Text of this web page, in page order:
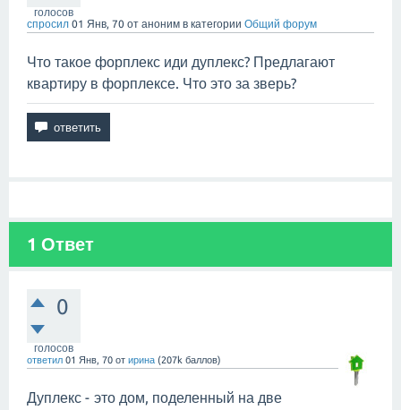
голосов
спросил 01 Янв, 70 от аноним в категории Общий форум
Что такое форплекс иди дуплекс? Предлагают
квартиру в форплексе. Что это за зверь?
1 Ответ
0
голосов
ответил 01 Янв, 70 от ирина (207k баллов)
Дуплекс - это дом, поделенный на две